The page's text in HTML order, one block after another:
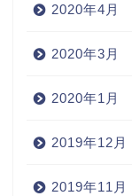
2020年4月
2020年3月
2020年1月
2019年12月
2019年11月